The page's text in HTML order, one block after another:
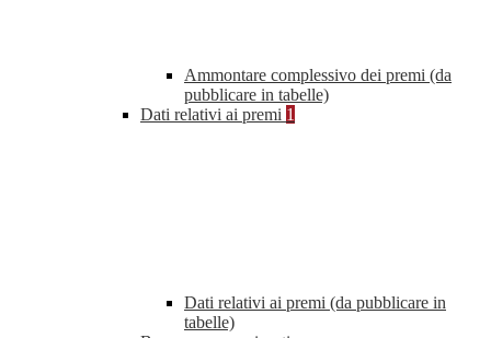
Ammontare complessivo dei premi (da
pubblicare in tabelle)
Dati relativi ai premi 1
Dati relativi ai premi (da pubblicare in
tabelle)